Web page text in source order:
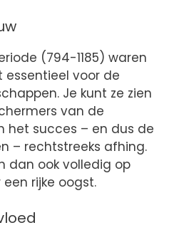
(794-1185) waren
essentieel voor de
Je kunt ze zien
van de
het succes – en dus de
– rechtstreeks afhing.
dan ook volledig op
rijke oogst.